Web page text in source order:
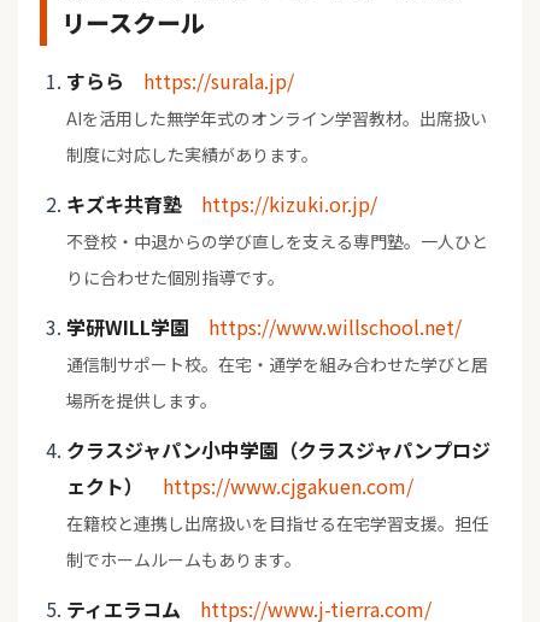
リースクール
すらら https://surala.jp/
AIを活用した無学年式のオンライン学習教材。出席扱い
制度に対応した実績があります。
キズキ共育塾 https://kizuki.or.jp/
不登校・中退からの学び直しを支える専門塾。一人ひと
りに合わせた個別指導です。
学研WILL学園 https://www.willschool.net/
通信制サポート校。在宅・通学を組み合わせた学びと居
場所を提供します。
クラスジャパン小中学園（クラスジャパンプロジ
ェクト）
https://www.cjgakuen.com/
在籍校と連携し出席扱いを目指せる在宅学習支援。担任
制でホームルームもあります。
ティエラコム https://www.j-tierra.com/